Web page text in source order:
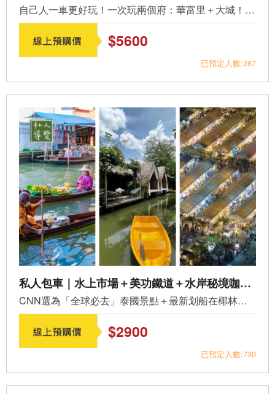
自己人一車更好玩！一次玩兩個府：華富里＋大城！ &nbsp...
$5600
已預定人數:287
私人包車｜水上市場＋美功鐵道＋水岸秘境咖啡＋4大夜市自選︱10:00出發 (PV-A02)
CNN選為「全球必去」泰國景點＋最新划船在椰林間的CAFE！泰...
$2900
已預定人數:730